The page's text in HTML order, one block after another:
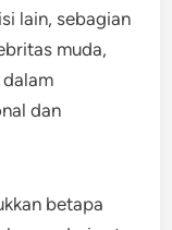
lain, sebagian
muda,
dan
betapa